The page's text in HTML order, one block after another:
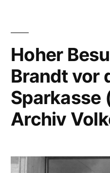
Hoher
Brandt vor
Sparkasse
Archiv